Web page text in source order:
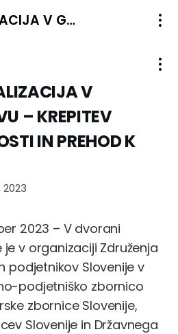
POSVET DIGITALIZACIJA V GOSPODARSTVU – KREPITEV KONKURENČNOSTI IN PREHOD K TRAJNOSTI
V
– KREPITEV
IN PREHOD K
2023
2023 – V dvorani
v organizaciji Združenja
podjetnikov Slovenije v
podjetniško zbornico
zbornice Slovenije,
Slovenije in Državnega